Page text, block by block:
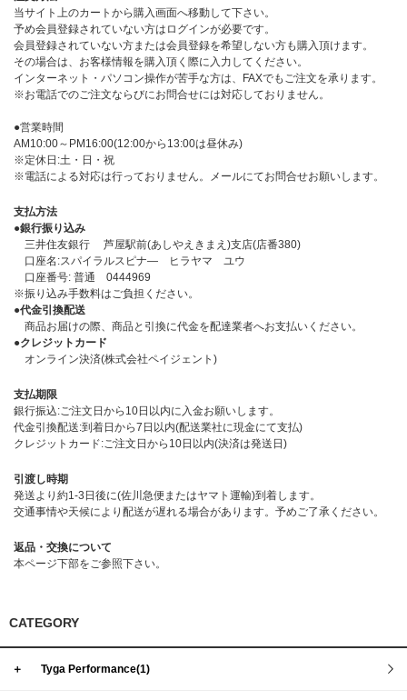
当サイト上のカートから購入画面へ移動して下さい。
予め会員登録されていない方はログインが必要です。
会員登録されていない方または会員登録を希望しない方も購入頂けます。
その場合は、お客様情報を購入頂く際に入力してください。
インターネット・パソコン操作が苦手な方は、FAXでもご注文を承ります。
※お電話でのご注文ならびにお問合せには対応しておりません。
●営業時間
AM10:00～PM16:00(12:00から13:00は昼休み)
※定休日:土・日・祝
※電話による対応は行っておりません。メールにてお問合せお願いします。
支払方法
●銀行振り込み
三井住友銀行 芦屋駅前(あしやえきまえ)支店(店番380)
口座名:スパイラルスピナ― ヒラヤマ ユウ
口座番号: 普通 0444969
※振り込み手数料はご負担ください。
●代金引換配送
商品お届けの際、商品と引換に代金を配達業者へお支払いください。
●クレジットカード
オンライン決済(株式会社ペイジェント)
支払期限
銀行振込:ご注文日から10日以内に入金お願いします。
代金引換配送:到着日から7日以内(配送業社に現金にて支払)
クレジットカード:ご注文日から10日以内(決済は発送日)
引渡し時期
発送より約1-3日後に(佐川急便またはヤマト運輸)到着します。
交通事情や天候により配送が遅れる場合があります。予めご了承ください。
返品・交換について
本ページ下部をご参照下さい。
CATEGORY
＋ Tyga Performance(1)